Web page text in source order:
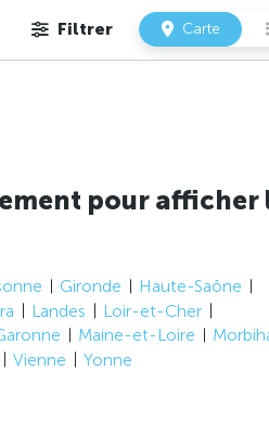
Filtrer Carte
pour afficher
Gironde
Haute-Saône
Landes
Loir-et-Cher
Maine-et-Loire
Vienne Yonne